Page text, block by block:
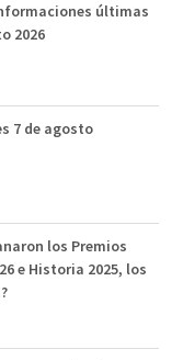
últimas
2026
7 de agosto
los Premios
e Historia 2025, los